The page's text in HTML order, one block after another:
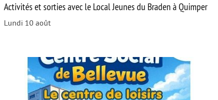
Activités et sorties avec le Local Jeunes du Braden à Quimper
Lundi 10 août